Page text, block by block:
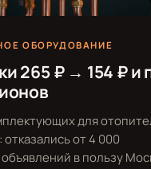
ОБОРУДОВАНИЕ
265 ₽ → 154 ₽ и
для
от 4 000
в пользу